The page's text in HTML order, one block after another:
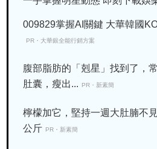
009829掌握AI關鍵 大華韓國
PR・大華銀全能行銷方案
腹部脂肪的「剋星」找到了，
肚囊，瘦出...
PR・新素簡
檸檬加它，堅持一週大肚腩不
公斤 PR・新素簡